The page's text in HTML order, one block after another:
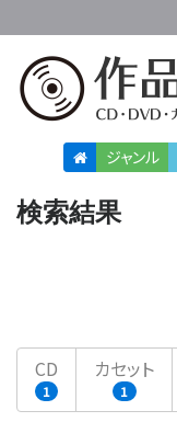
ジャンル
検索結果
CD
1
カセット
1